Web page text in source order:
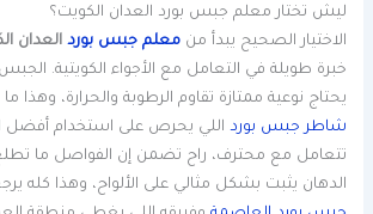
ليش تختار معلم جبس بورد العدان الكويت؟
الاختيار الصحيح يبدأ منمعلم جبس بورد العدان
خبرة طويلة في التعامل مع الأجواء الكويتية.
يحتاج نوعية ممتازة تقاوم الرطوبة والحرارة، وهذا
شاطر جبس بورد اللي يحرص على استخدام أفضل
تتعامل مع محترف، راح تضمن إن الفواصل ما
الدهان يثبت بشكل مثالي على الألواح، وهذا كله